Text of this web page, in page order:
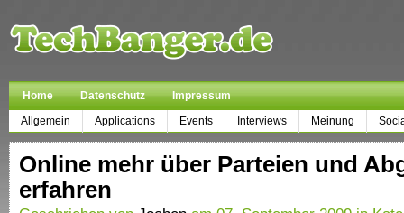
Home Datenschutz
Impressum
Allgemein
Applications Events Interviews Meinung
Online mehr über Parteien und
erfahren